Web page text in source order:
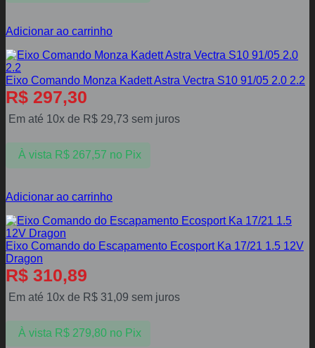
Adicionar ao carrinho
Eixo Comando Monza Kadett Astra Vectra S10 91/05 2.0 2.2
R$ 297,30
Em até 10x de R$ 29,73 sem juros
À vista R$267,57 no Pix
Adicionar ao carrinho
Eixo Comando do Escapamento Ecosport Ka 17/21 1.5 12V
Dragon
R$ 310,89
Em até 10x de R$ 31,09 sem juros
À vista R$279,80 no Pix